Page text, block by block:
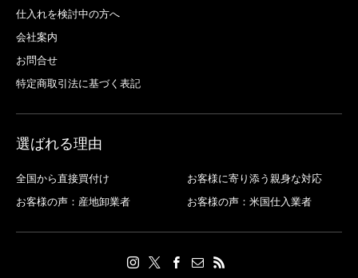
仕入れを検討中の方へ
会社案内
お問合せ
特定商取引法に基づく表記
選ばれる理由
全国から直接買付け
お客様に寄り添う親身な対応
お客様の声：産地卸業者
お客様の声：米国仕入業者